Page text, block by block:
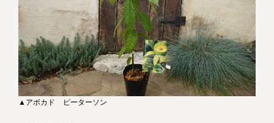
▲アボカド ピーターソン